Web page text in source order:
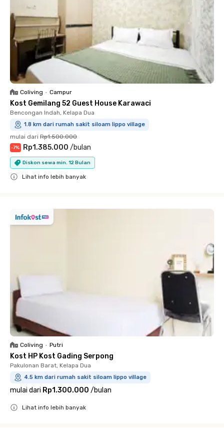
Coliving • Campur
Kost Gemilang 52 Guest House Karawaci
Bencongan Indah, Kelapa Dua
1.8 km dari rumah sakit siloam lippo village
mulai dari Rp1.500.000
-7% Rp1.385.000 /bulan
Diskon sewa min. 12 Bulan
Lihat info lebih banyak
Coliving • Putri
Kost HP Kost Gading Serpong
Pakulonan Barat, Kelapa Dua
4.5 km dari rumah sakit siloam lippo village
mulai dari Rp1.300.000 /bulan
Lihat info lebih banyak